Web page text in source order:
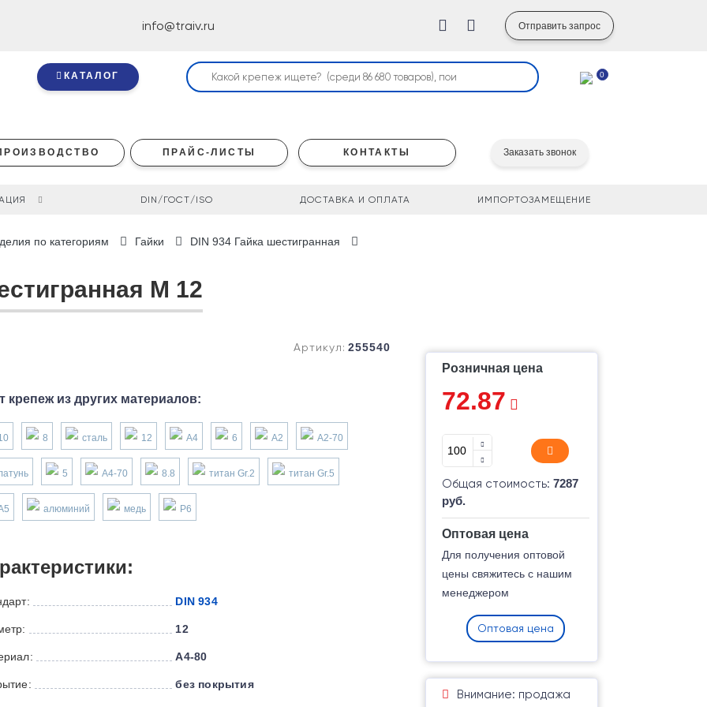
info@traiv.ru Отправить запрос
КАТАЛОГ 0
ПРАЙС-ЛИСТЫ КОНТАКТЫ Заказать звонок
DIN/ГОСТ/ISO ДОСТАВКА И ОПЛАТА ИМПОРТОЗАМЕЩЕНИЕ
по категориям Гайки DIN 934 Гайка шестигранная
M 12
Артикул: 255540
крепеж из других материалов:
8 сталь 12 А4 6 А2 А2-70
5 А4-70 8.8 титан Gr.2 титан Gr.5
алюминий медь P6
DIN 934
12
А4-80
без покрытия
Розничная цена
72.87
Общая стоимость: 7287
руб.
Оптовая цена
Для получения оптовой
цены свяжитесь с нашим
менеджером
Оптовая цена
Внимание: продажа